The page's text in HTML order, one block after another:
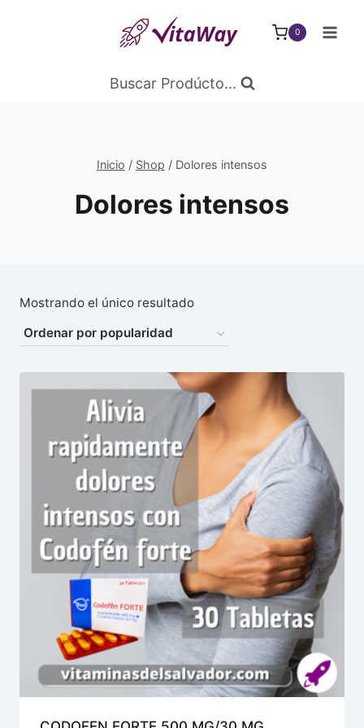
0
Buscar Prodúcto...
Inicio / Shop / Dolores intensos
Dolores intensos
Mostrando el único resultado